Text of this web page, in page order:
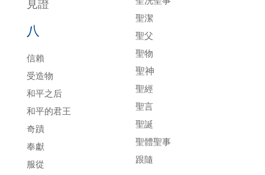
見證
八
信賴
受造物
和平之后
和平的君王
奇蹟
奉獻
服從
聖潔
聖父
聖物
聖神
聖經
聖言
聖誕
聖體聖事
跟隨